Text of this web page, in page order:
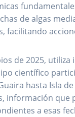
de algas
facilitando
de 2025,
científico
hasta Isla
información
a esas